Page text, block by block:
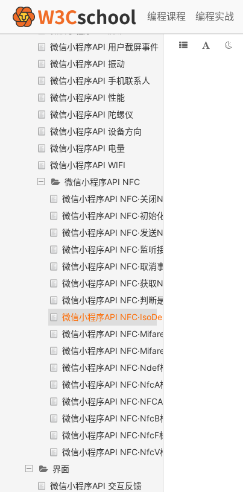
编程课程 编程实战
微信小程序API iBeacon
微信小程序API 用户截屏事件
微信小程序API 振动
微信小程序API 手机联系人
微信小程序API 性能
微信小程序API 陀螺仪
微信小程序API 设备方向
微信小程序API 电量
微信小程序API WIFI
微信小程序API NFC
微信小程序API NFC·关闭NFC模块
微信小程序API NFC·初始化NFC模块
微信小程序API NFC·发送NFC消息
微信小程序API NFC·监听接受消息事件
微信小程序API NFC·取消事件监听
微信小程序API NFC·获取NFC实例
微信小程序API NFC·判断是否支持
微信小程序API NFC·IsoDep标签
微信小程序API NFC·MifareClassic标签
微信小程序API NFC·MifareUltralight标签
微信小程序API NFC·Ndef标签
微信小程序API NFC·NfcA标签
微信小程序API NFC·NFCAdapter标签
微信小程序API NFC·NfcB标签
微信小程序API NFC·NfcF标签
微信小程序API NFC·NfcV标签
界面
微信小程序API 交互反馈